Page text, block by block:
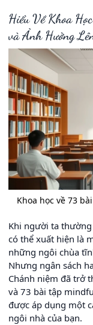
Hiểu Về Khoa
và Ảnh Hưởng
Khoa học về 73
Khi người ta
có thể xuất hiện là
những ngôi chùa
Nhưng ngân sách
Chánh niệm đã trở
và 73 bài tập
được áp dụng một
ngôi nhà của bạn.